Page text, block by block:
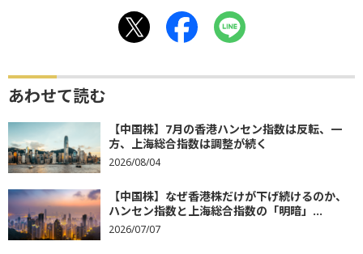
あわせて読む
【中国株】7月の香港ハンセン指数は反転、一
方、上海総合指数は調整が続く
2026/08/04
【中国株】なぜ香港株だけが下げ続けるのか、
ハンセン指数と上海総合指数の「明暗」...
2026/07/07